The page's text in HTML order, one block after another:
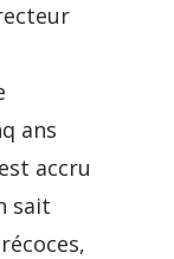
ans
accru
sait